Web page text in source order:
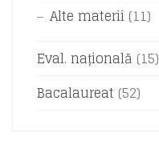
Alte materii (11)
Eval. națională (15)
Bacalaureat (52)